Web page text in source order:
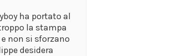
ha portato al
la stampa
non si sforzano
desidera